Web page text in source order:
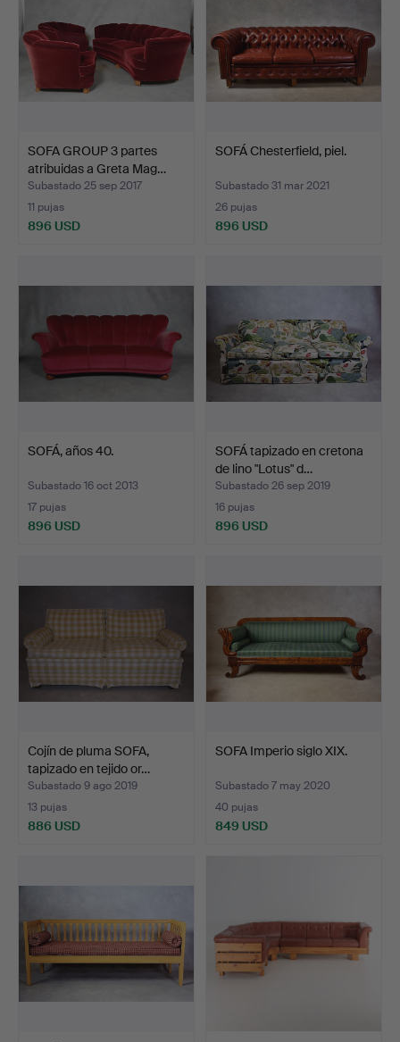
SOFA GROUP 3 partes
atribuidas a Greta Mag…
Subastado 25 sep 2017
11 pujas
896 USD
SOFÁ Chesterfield, piel.
Subastado 31 mar 2021
26 pujas
896 USD
SOFÁ, años 40.
Subastado 16 oct 2013
17 pujas
896 USD
SOFÁ tapizado en cretona
de lino "Lotus" d…
Subastado 26 sep 2019
16 pujas
896 USD
Cojín de pluma SOFA,
tapizado en tejido or…
Subastado 9 ago 2019
13 pujas
886 USD
SOFA Imperio siglo XIX.
Subastado 7 may 2020
40 pujas
849 USD